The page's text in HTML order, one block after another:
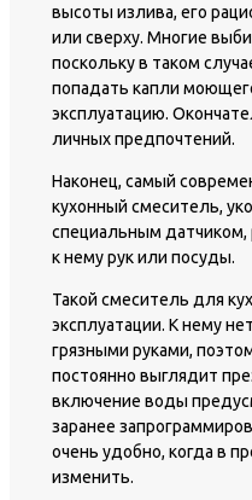
высоты излива, его
или сверху. Многие
поскольку в таком
попадать капли
эксплуатацию.
личных предпочтений.
Наконец, самый
кухонный смеситель,
специальным
к нему рук или посуды.
Такой смеситель для
эксплуатации. К нему
грязными руками,
постоянно выглядит
включение воды
заранее
очень удобно, когда в
изменить.